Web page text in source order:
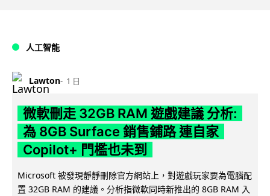
人工智能
Lawton 1 日
微軟刪走 32GB RAM 遊戲建議 分析:
為 8GB Surface 銷售鋪路 連自家
Copilot+ 門檻也未到
Microsoft 被發現靜靜刪除官方網站上，對遊戲玩家要為電腦配
置 32GB RAM 的建議。分析指微軟同時新推出的 8GB RAM 入